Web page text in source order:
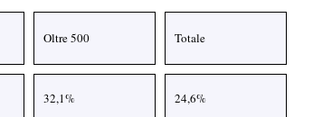
Oltre 500 Totale
32,1% 24,6%